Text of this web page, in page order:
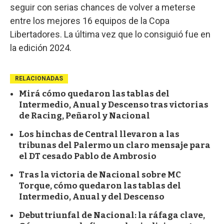
seguir con serias chances de volver a meterse
entre los mejores 16 equipos de la Copa
Libertadores. La última vez que lo consiguió fue en
la edición 2024.
RELACIONADAS
Mirá cómo quedaron las tablas del
Intermedio, Anual y Descenso tras victorias
de Racing, Peñarol y Nacional
Los hinchas de Central llevaron a las
tribunas del Palermo un claro mensaje para
el DT cesado Pablo de Ambrosio
Tras la victoria de Nacional sobre MC
Torque, cómo quedaron las tablas del
Intermedio, Anual y del Descenso
Debut triunfal de Nacional: la ráfaga clave,